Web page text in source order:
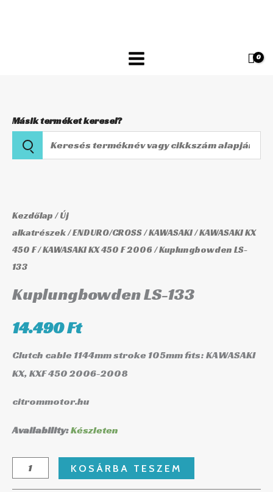
Másik terméket keresel?
Keresés
terméknév
alapján
Kezdőlap/Új
alkatrészek/ENDURO/CROSS/KAWASAKI/KAWASAKI KX
450 F/KAWASAKI KX 450 F 2006/ Kuplungbowden LS-
133
Kuplungbowden LS-133
14.490Ft
Clutch cable 1144mm stroke 105mm fits: KAWASAKI
KX, KXF 450 2006-2008
citrommotor.hu
Availability:Készleten
133
mennyiség
KOSÁRBA TESZEM